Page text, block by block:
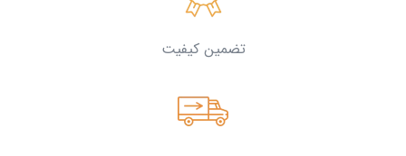
تضمین کیفیت